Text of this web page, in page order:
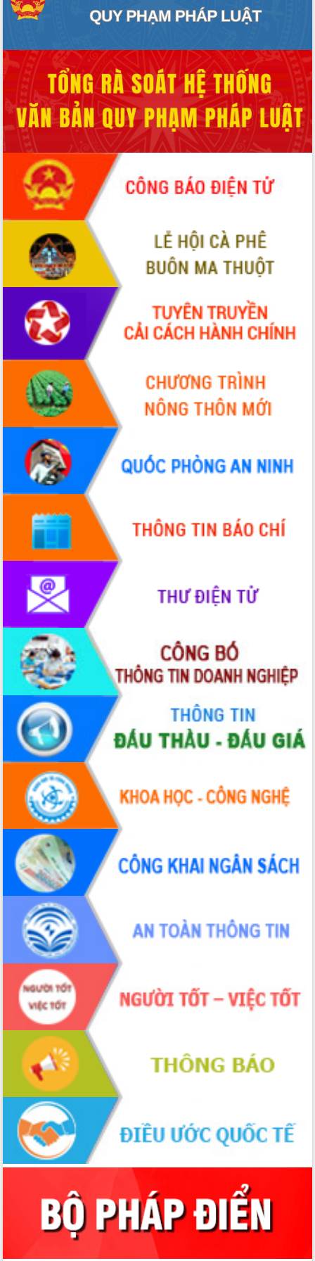
Lắk
giải ngân vốn khắc phục thiên tai
HĐND tỉnh thông qua điều chỉnh Quy
hoạch tỉnh thời kỳ 2021-2030
Hội thảo góp ý hồ sơ điều chỉnh quy
hoạch tỉnh Đắk Lắk thời kỳ 2021-2030,
tầm nhìn đến năm 2050
Nâng cao hiệu quả hoạt động của các
doanh nghiệp nhà nước
Hội nghị triển khai kết nối mạng
truyền số liệu chuyên dùng phục vụ cơ
quan Đảng, Nhà nước
Lễ phát động chuỗi hoạt động chung
tay làm sạch môi trường
Xã Ea Kar bước chuyển mình trong
công tác cải cách hành chính mô hình
UBND tỉnh họp báo định kỳ tháng 4
năm 2026
Hội thảo khoa học “Giải pháp thúc đẩy
phát triển nền kinh tế xanh tại tỉnh
Đắk Lắk”
Tăng cường giám sát, đôn đốc thực
hiện nhiệm vụ quản lý tài sản công
hàng tuần
Tháo gỡ những vướng mắc, đẩy mạnh
công tác cải cách thủ tục hành chính
tại Trung tâm Phục vụ hành chính
công tỉnh
Đắk Lắk: Tôn vinh 46 giải pháp tại Hội
thi Sáng tạo Kỹ thuật 2024 - 2025
Đắk Lắk rà soát, điều chỉnh Đề án 190
về phát triển nuôi trồng thủy sản
Phó Chủ tịch UBND tỉnh Đắk Lắk
Trương Công Thái kiểm tra thực địa
Dự án cao tốc Khánh Hòa - Buôn Ma
Thuột
Định vị cà phê Việt Nam như một “di
sản sống” trong dòng chảy toàn cầu
Xây dựng nông thôn mới: Nâng cao đời
sống người dân từ những mô hình thiết
thực
Quyết liệt tháo gỡ vướng mắc, đẩy
nhanh tiến độ các dự án trọng điểm
trong Khu kinh tế Nam Phú Yên
Hòn Yến phát triển du lịch gắn với bảo
tồn biển
Lấy ý kiến điều chỉnh Quy hoạch tỉnh
Đắk Lắk thời kỳ 2021-2030, tầm nhìn
đến năm 2050
Phát động chiến dịch 30 ngày đêm
giải phóng mặt bằng Tuyến đường bộ
ven biển
Đắk Lắk nỗ lực thúc đẩy tăng trưởng
kinh tế từ 10% trở lên trong Quý
II/2026
Đắk Lắk ký kết thỏa thuận hợp tác về
chuyển đổi số giai đoạn 2026 – 2030
với Tập đoàn Bưu chính Viễn thông
Việt Nam
Thứ trưởng Bộ Y tế làm việc với tỉnh
Đắk Lắk về phát triển nhân lực y tế
cho trạm y tế cấp xã
Du lịch Đắk Lắk nâng tầm trải nghiệm
du khách thông qua Hệ thống cơ sở dữ
liệu và Bản đồ số
Tập huấn ứng dụng trí tuệ nhân tạo (AI)
trong thương mại điện tử năm 2026
Đoàn đại biểu Quốc hội tỉnh Đắk Lắk
trao đổi thông tin trước Kỳ họp thứ
nhất, Quốc hội khóa XVI
Quyết liệt cải cách hành chính, khơi
thông nguồn lực phát triển
Nâng cao hiệu lực, hiệu quả HĐND
tỉnh thông qua hiện đại hóa hành chính
Xã Ea Phê gắn cải cách hành chính với
chuyển đổi số
Phó Chủ tịch Thường trực UBND tỉnh
Hồ Thị Nguyên Thảo làm việc tại Trung